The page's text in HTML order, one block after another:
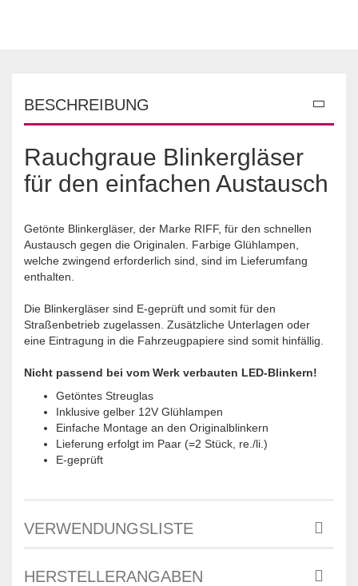
BESCHREIBUNG
Rauchgraue Blinkergläser
für den einfachen Austausch
Getönte Blinkergläser, der Marke RIFF, für den schnellen
Austausch gegen die Originalen. Farbige Glühlampen,
welche zwingend erforderlich sind, sind im Lieferumfang
enthalten.
Die Blinkergläser sind E-geprüft und somit für den
Straßenbetrieb zugelassen. Zusätzliche Unterlagen oder
eine Eintragung in die Fahrzeugpapiere sind somit hinfällig.
Nicht passend bei vom Werk verbauten LED-Blinkern!
Getöntes Streuglas
Inklusive gelber 12V Glühlampen
Einfache Montage an den Originalblinkern
Lieferung erfolgt im Paar (=2 Stück, re./li.)
E-geprüft
VERWENDUNGSLISTE
HERSTELLERANGABEN